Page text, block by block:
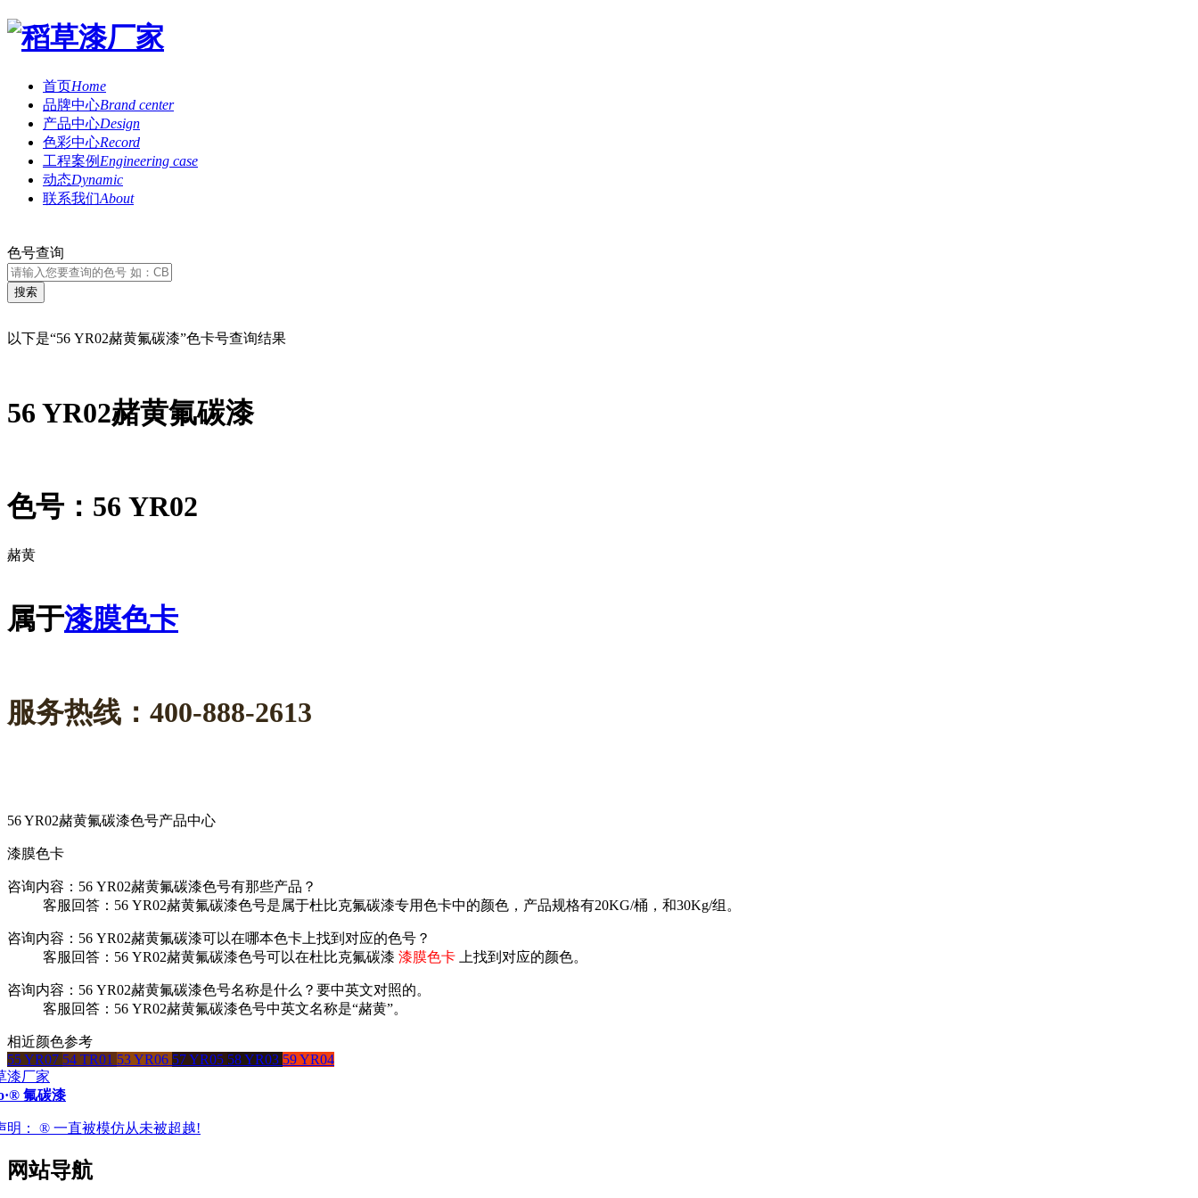
首页Home
品牌中心Brand center
产品中心Design
色彩中心Record
工程案例 Engineering case
动态Dynamic
联系我们About
色号查询
以下是“56 YR02赭黄氟碳漆”色卡号查询结果
56 YR02赭黄氟碳漆
色号：56 YR02
赭黄
属于漆膜色卡
服务热线：400-888-2613
56 YR02赭黄氟碳漆色号产品中心
漆膜色卡
咨询内容：56 YR02赭黄氟碳漆色号有那些产品？
客服回答：56 YR02赭黄氟碳漆色号是属于杜比克氟碳漆专用色卡中的颜色，产品规格有20KG/桶，和30Kg/组。
咨询内容：56 YR02赭黄氟碳漆可以在哪本色卡上找到对应的色号？
客服回答：56 YR02赭黄氟碳漆色号可以在杜比克氟碳漆 漆膜色卡 上找到对应的颜色。
咨询内容：56 YR02赭黄氟碳漆色号名称是什么？要中英文对照的。
客服回答：56 YR02赭黄氟碳漆色号中英文名称是“赭黄”。
相近颜色参考
55 YR07 54 TR01 53 YR06 57 YR05 58 YR03 59 YR04
氟碳漆
明： ® 一直被模仿从未被超越!
网站导航